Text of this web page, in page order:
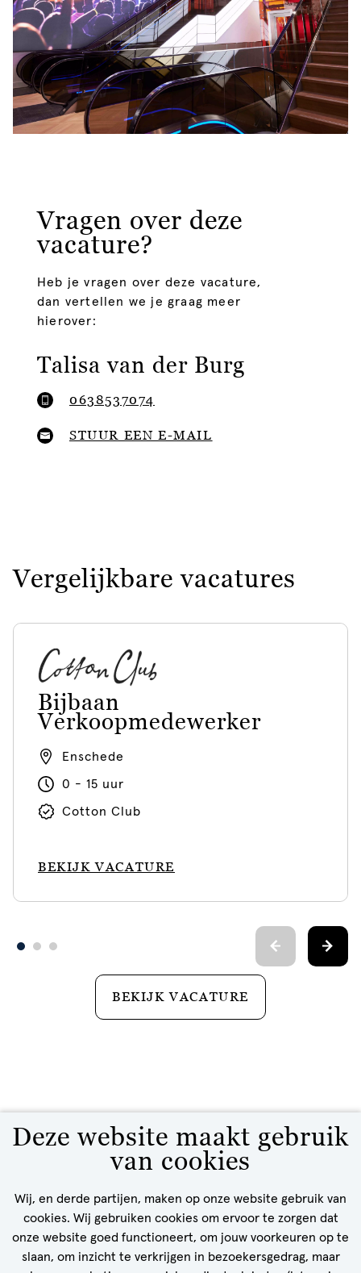
Deze website maakt gebruik
van cookies
Wij, en derde partijen, maken op onze website gebruik van
cookies. Wij gebruiken cookies om ervoor te zorgen dat
onze website goed functioneert, om jouw voorkeuren op te
slaan, om inzicht te verkrijgen in bezoekersgedrag, maar
Geboortedatum
Telefoonnummer
Vragen over deze
vacature?
Heb je vragen over deze vacature,
dan vertellen we je graag meer
hierover:
Talisa van der Burg
0638537074
STUUR EEN E-MAIL
Vergelijkbare vacatures
Bijbaan
Verkoopmedewerker
Enschede
0 - 15 uur
Cotton Club
BEKIJK VACATURE
BEKIJK VACATURE
Mis geen enkele job
vacatures in je inbox!